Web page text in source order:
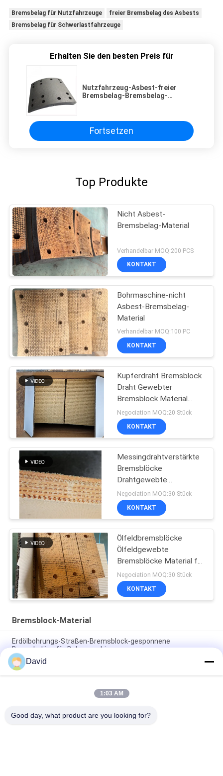
Bremsbelag für Nutzfahrzeuge
freier Bremsbelag des Asbests
Bremsbelag für Schwerlastfahrzeuge
Erhalten Sie den besten Preis für
Nutzfahrzeug-Asbest-freier
Bremsbelag-Bremsbelag-
Fortsetzen
Top Produkte
Nicht Asbest-
Bremsbelag-Material
Verhandelbar MOQ:200 PCS
KONTAKT
Bohrmaschine-nicht
Asbest-Bremsbelag-
Material
Verhandelbar MOQ:100 PC
KONTAKT
Kupferdraht Bremsblock
Draht Gewebter
Bremsblock Material
Messingdraht verstärkt
Negociation MOQ:20 Stück
KONTAKT
Messingdrahtverstärkte
Bremsblöcke
Drahtgewebte
Bremsblöcke für
Ölbrunnen
Negociation MOQ:30 Stück
KONTAKT
Ölfeldbremsblöcke
Ölfeldgewebte
Bremsblöcke Material für
Pile Driver Bohrgerät
Negociation MOQ:30 Stück
KONTAKT
Bremsblock-Material
Erdölbohrungs-Straßen-Bremsblock-gesponnene
Bremsbeläge für Bohrmaschinen
Asbestfreier gewebter Bremsbelag, gewebter Bremsblock,
gewebter Bremsbelag für Ölbohrungen
Bohrmaschine Gewebte Bremsbeläge Harzbremsblöcke für
David
1:03 AM
Good day, what product are you looking for?